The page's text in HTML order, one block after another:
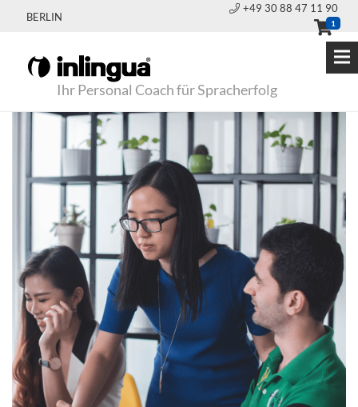
BERLIN
+49 30 88 47 11 90
1
Ihr Personal Coach für Spracherfolg